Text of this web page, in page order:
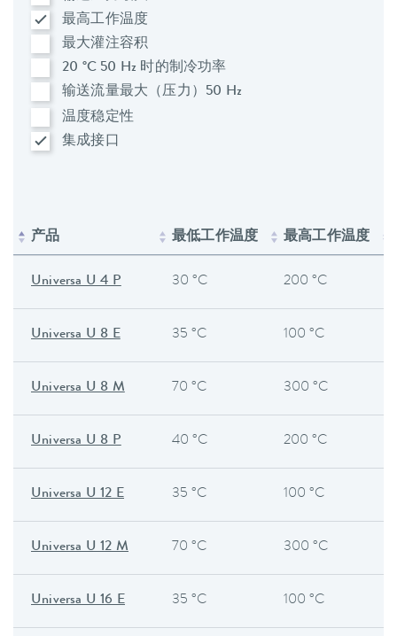
最高工作温度
最大灌注容积
20 °C 50 Hz 时的制冷功率
输送流量最大（压力）50 Hz
温度稳定性
集成接口
产品 最低工作温度 最高工作温度
Universa U 4 P 30 °C 200 °C
Universa U 8 E 35 °C 100 °C
Universa U 8 M 70 °C 300 °C
Universa U 8 P 40 °C 200 °C
Universa U 12 E 35 °C 100 °C
Universa U 12 M 70 °C 300 °C
Universa U 16 E 35 °C 100 °C